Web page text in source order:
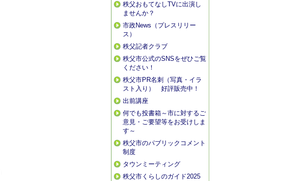
秩父おもてなしTVに出演し
ませんか？
市政News（プレスリリー
ス）
秩父記者クラブ
秩父市公式のSNSをぜひご覧
ください！
秩父市PR名刺（写真・イラ
スト入り） 好評販売中！
出前講座
何でも投書箱～市に対するご
意見・ご要望等をお受けしま
す～
秩父市のパブリックコメント
制度
タウンミーティング
秩父市くらしのガイド2025